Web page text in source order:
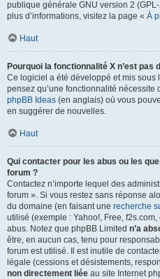
publique générale GNU version 2
plus d’informations, visitez la page « À
Haut
Pourquoi la fonctionnalité X n’est pas
Ce logiciel a été développé et mis sous
pensez qu’une fonctionnalité nécessite
phpBB Ideas (en anglais) où vous
en suggérer de nouvelles.
Haut
Qui contacter pour les abus ou les
forum ?
Contactez n’importe lequel des
forum ». Si vous restez sans réponse
du domaine (en faisant une recherche
utilisé (exemple : Yahoo!, Free,
abus. Notez que phpBB Limited n’a
être, en aucun cas, tenu pour
forum est utilisé. Il est inutile de
légale (cessions et désistements,
non directement liée au site Internet